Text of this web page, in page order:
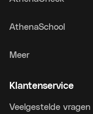
AthenaSchool
Meer
Klantenservice
Veelgestelde vragen